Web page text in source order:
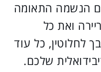
הנשמה התאומה
ואת כל
לחלוטין, כל עוד
שלכם.